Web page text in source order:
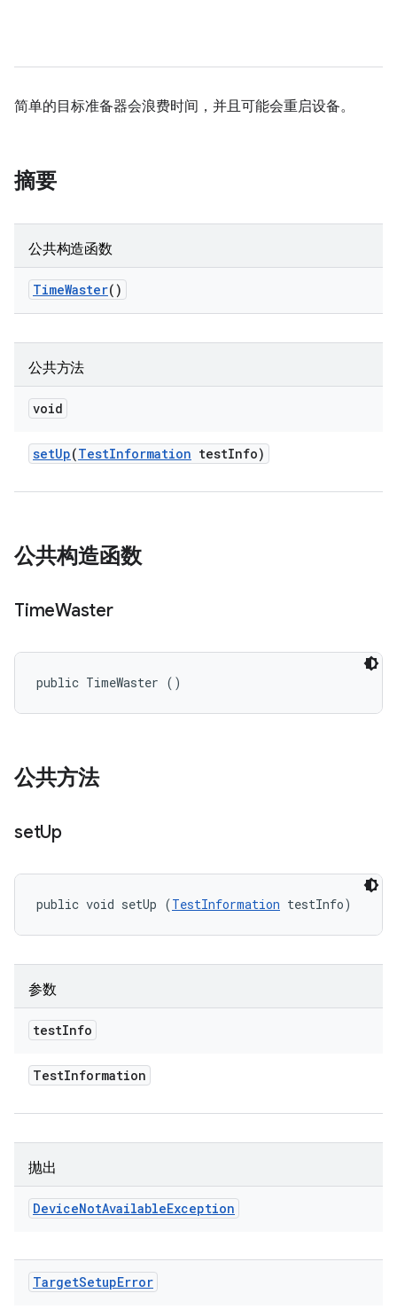
简单的目标准备器会浪费时间，并且可能会重启设备。
摘要
公共构造函数
TimeWaster()
公共方法
void
setUp(TestInformation testInfo)
公共构造函数
TimeWaster
public TimeWaster ()
公共方法
setUp
public void setUp (TestInformation testInfo)
参数
testInfo
TestInformation
抛出
DeviceNotAvailableException
TargetSetupError